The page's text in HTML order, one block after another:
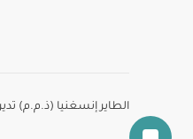
الطاير إنسغنيا (ذ.م.م)